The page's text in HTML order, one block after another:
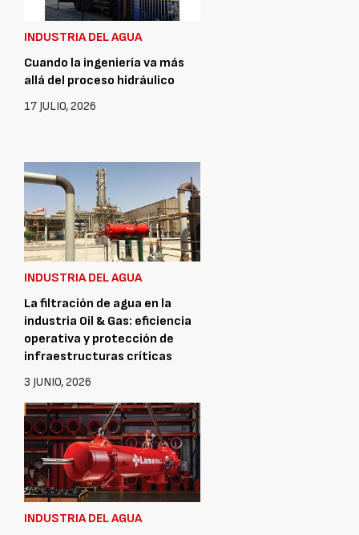
INDUSTRIA DEL AGUA
Cuando la ingeniería va más
allá del proceso hidráulico
17 JULIO, 2026
INDUSTRIA DEL AGUA
La filtración de agua en la
industria Oil & Gas: eficiencia
operativa y protección de
infraestructuras críticas
3 JUNIO, 2026
INDUSTRIA DEL AGUA